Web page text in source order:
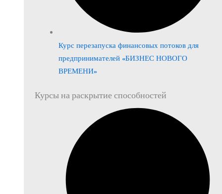
Курс перезапуска финансовых потоков для
предпринимателей «БИЗНЕС НОВОГО
ВРЕМЕНИ»
Курсы на раскрытие способностей